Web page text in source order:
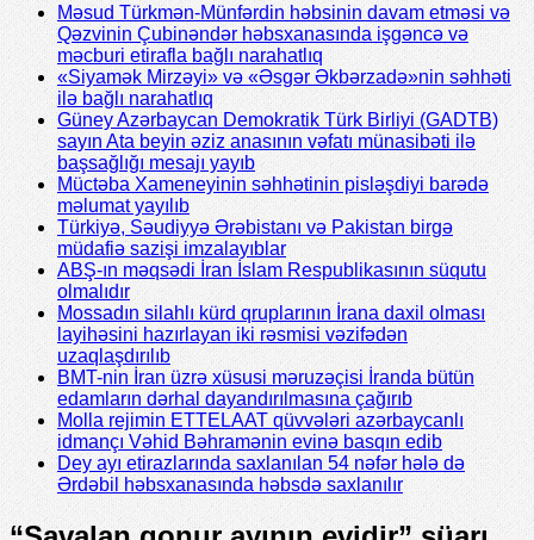
Məsud Türkmən-Münfərdin həbsinin davam etməsi və
Qəzvinin Çubinəndər həbsxanasında işgəncə və
məcburi etirafla bağlı narahatlıq
«Siyamək Mirzəyi» və «Əsgər Əkbərzadə»nin səhhəti
ilə bağlı narahatlıq
Güney Azərbaycan Demokratik Türk Birliyi (GADTB)
sayın Ata beyin əziz anasının vəfatı münasibəti ilə
başsağlığı mesajı yayıb
Müctəba Xameneyinin səhhətinin pisləşdiyi barədə
məlumat yayılıb
Türkiyə, Səudiyyə Ərəbistanı və Pakistan birgə
müdafiə sazişi imzalayıblar
ABŞ-ın məqsədi İran İslam Respublikasının süqutu
olmalıdır
Mossadın silahlı kürd qruplarının İrana daxil olması
layihəsini hazırlayan iki rəsmisi vəzifədən
uzaqlaşdırılıb
BMT-nin İran üzrə xüsusi məruzəçisi İranda bütün
edamların dərhal dayandırılmasına çağırıb
Molla rejimin ETTELAAT qüvvələri azərbaycanlı
idmançı Vəhid Bəhramənin evinə basqın edib
Dey ayı etirazlarında saxlanılan 54 nəfər hələ də
Ərdəbil həbsxanasında həbsdə saxlanılır